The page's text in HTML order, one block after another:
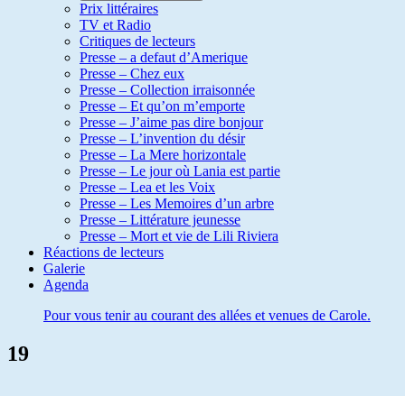
Prix littéraires
TV et Radio
Critiques de lecteurs
Presse – a defaut d’Amerique
Presse – Chez eux
Presse – Collection irraisonnée
Presse – Et qu’on m’emporte
Presse – J’aime pas dire bonjour
Presse – L’invention du désir
Presse – La Mere horizontale
Presse – Le jour où Lania est partie
Presse – Lea et les Voix
Presse – Les Memoires d’un arbre
Presse – Littérature jeunesse
Presse – Mort et vie de Lili Riviera
Réactions de lecteurs
Galerie
Agenda
Pour vous tenir au courant des allées et venues de Carole.
19